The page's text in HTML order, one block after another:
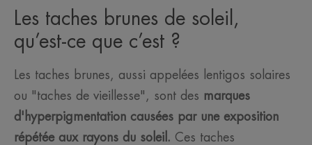
Les taches brunes de soleil,
qu’est-ce que c’est ?
Les taches brunes, aussi appelées lentigos solaires
ou "taches de vieillesse", sont des marques
d'hyperpigmentation causées par une exposition
répétée aux rayons du soleil. Ces taches